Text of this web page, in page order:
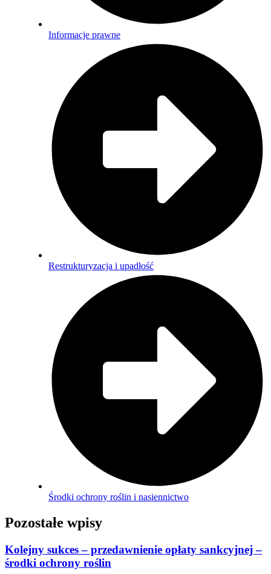
Informacje prawne
Restrukturyzacja i upadłość
Środki ochrony roślin i nasiennictwo
Pozostałe wpisy
Kolejny sukces – przedawnienie opłaty sankcyjnej –
środki ochrony roślin